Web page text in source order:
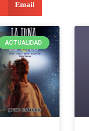
Email
ACTUALIDAD